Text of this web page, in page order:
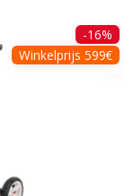
-16%
Winkelprijs 599€